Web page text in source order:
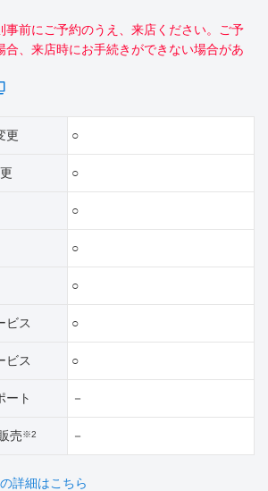
事前にご予約のうえ、来店ください。ご予
合、来店時にお手続きができない場合があ
更 ○
○
○
○
○
ビス ○
ビス ○
ート －
売※2 －
詳細はこちら